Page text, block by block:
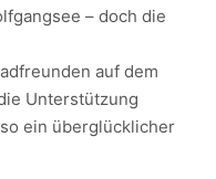
– doch die
auf dem
Unterstützung
ein überglücklicher